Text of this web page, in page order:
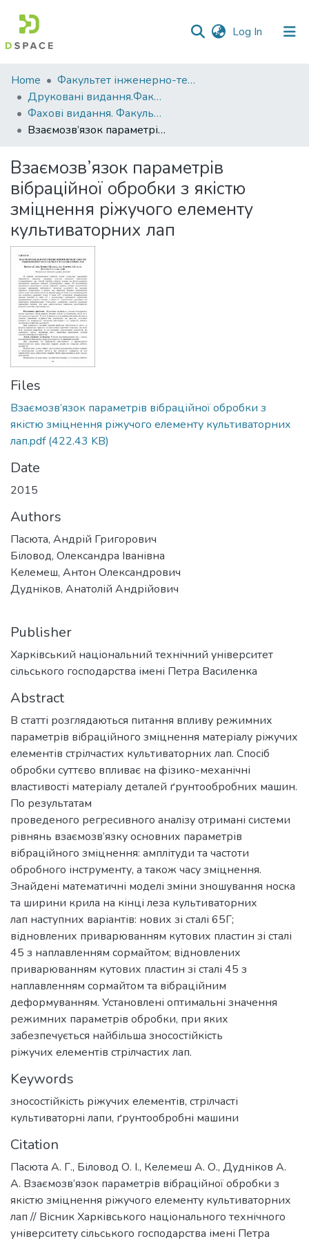
Log In (current)
Communities
&
Collections
Statistics
Home
Факультет інженерно-технологічний
Друковані видання.Факультет інженерно-технологічний
Фахові видання. Факультет інженерно-технологічний
Взаємозв’язок параметрів вібраційної обробки з якістю зміцнення ріжучого елементу культиваторних лап
Взаємозв’язок параметрів
вібраційної обробки з якістю
зміцнення ріжучого елементу
культиваторних лап
Files
Взаємозв’язок параметрів вібраційної обробки з
якістю зміцнення ріжучого елементу культиваторних
лап.pdf(422.43 KB)
Date
2015
Authors
Пасюта, Андрій Григорович
Біловод, Олександра Іванівна
Келемеш, Антон Олександрович
Дудніков, Анатолій Андрійович
Publisher
Харківський національний технічний університет
сільського господарства імені Петра Василенка
Abstract
В статті розглядаються питання впливу режимних
параметрів вібраційного зміцнення матеріалу ріжучих
елементів стрілчастих культиваторних лап. Спосіб
обробки суттєво впливає на фізико-механічні
властивості матеріалу деталей ґрунтообробних машин.
По результатам
проведеного регресивного аналізу отримані системи
рівнянь взаємозв’язку основних параметрів
вібраційного зміцнення: амплітуди та частоти
обробного інструменту, а також часу зміцнення.
Знайдені математичні моделі зміни зношування носка
та ширини крила на кінці леза культиваторних
лап наступних варіантів: нових зі сталі 65Г;
відновлених приварюванням кутових пластин зі сталі
45 з наплавленням сормайтом; відновлених
приварюванням кутових пластин зі сталі 45 з
наплавленням сормайтом та вібраційним
деформуванням. Установлені оптимальні значення
режимних параметрів обробки, при яких
забезпечується найбільша зносостійкість
ріжучих елементів стрілчастих лап.
Keywords
зносостійкість ріжучих елементів, стрілчасті
культиваторні лапи, ґрунтообробні машини
Citation
Пасюта А. Г., Біловод О. І., Келемеш А. О., Дудніков А.
А. Взаємозв’язок параметрів вібраційної обробки з
якістю зміцнення ріжучого елементу культиваторних
лап // Вісник Харківського національного технічного
університету сільського господарства імені Петра